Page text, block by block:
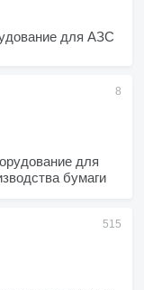
для АЗС
для
бумаги